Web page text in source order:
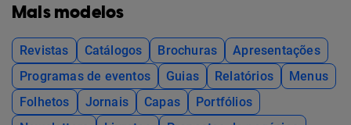
Mais modelos
Revistas Catálogos Brochuras
Apresentações
Programas de eventos
Guias Relatórios
Menus
Folhetos
Jornais Capas
Portfólios